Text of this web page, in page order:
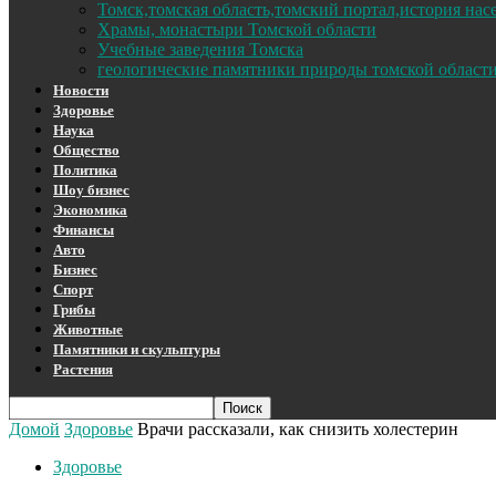
Томск,томская область,томский портал,история
Храмы, монастыри Томской области
Учебные заведения Томска
геологические памятники природы томской области
Новости
Здоровье
Наука
Общество
Политика
Шоу бизнес
Экономика
Финансы
Авто
Бизнес
Спорт
Грибы
Животные
Памятники и скульптуры
Растения
Домой Здоровье Врачи рассказали, как снизить холестерин
Здоровье